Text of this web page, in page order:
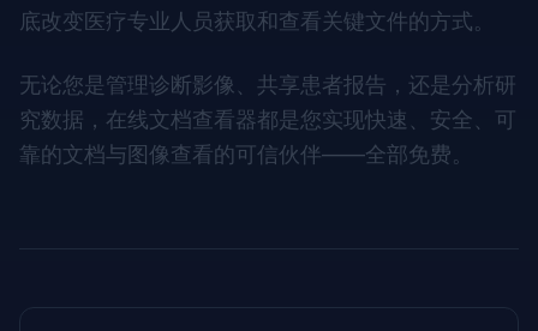
底改变医疗专业人员获取和查看关键文件的方式。
无论您是管理诊断影像、共享患者报告，还是分析研
究数据，在线文档查看器都是您实现快速、安全、可
靠的文档与图像查看的可信伙伴——全部免费。